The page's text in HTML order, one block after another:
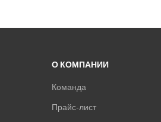
О КОМПАНИИ
Команда
Прайс-лист